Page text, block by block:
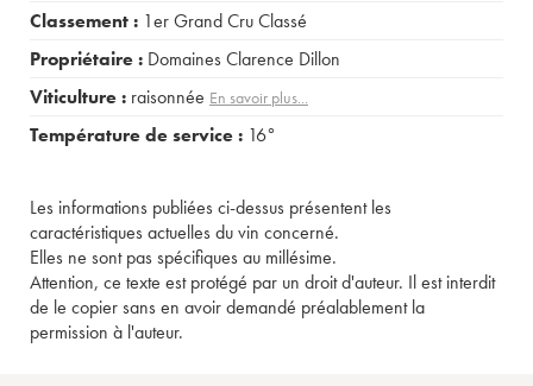
Classement : 1er Grand Cru Classé
Propriétaire : Domaines Clarence Dillon
Viticulture : raisonnée En savoir plus...
Température de service : 16°
Les informations publiées ci-dessus présentent les
caractéristiques actuelles du vin concerné.
Elles ne sont pas spécifiques au millésime.
Attention, ce texte est protégé par un droit d'auteur. Il est interdit
de le copier sans en avoir demandé préalablement la
permission à l'auteur.